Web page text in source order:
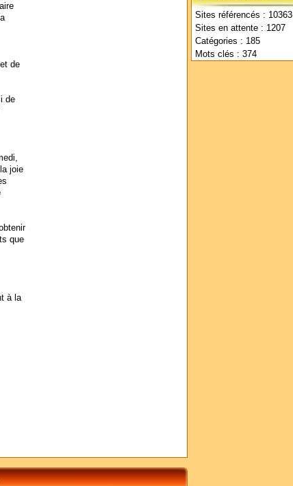
Sites référencés : 10363
Sites en attente : 1207
Catégories : 185
Mots clés : 374
de
de
joie
que
à la